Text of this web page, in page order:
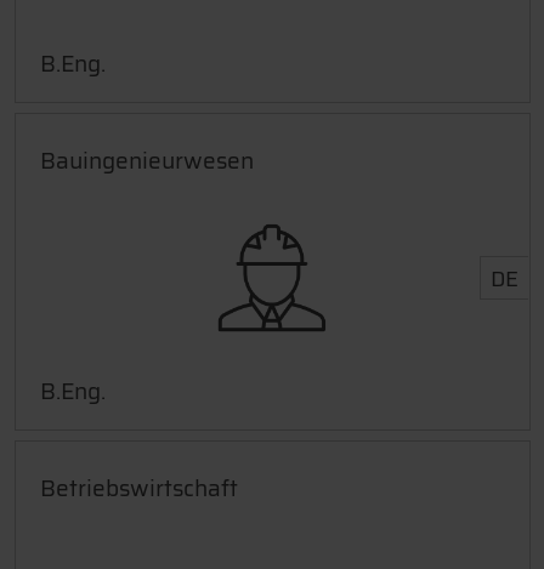
B.Eng.
Bauingenieurwesen
DE
B.Eng.
Betriebswirtschaft